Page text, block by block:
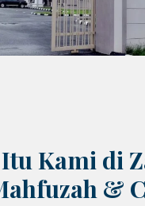
Itu Kami di
&